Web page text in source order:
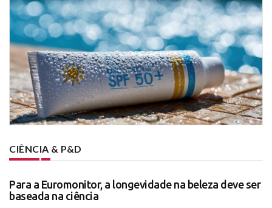
CIÊNCIA & P&D
Para a Euromonitor, a longevidade na beleza deve ser
baseada na ciência